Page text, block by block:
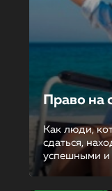
Право на
Как люди,
сдаться,
успешными и